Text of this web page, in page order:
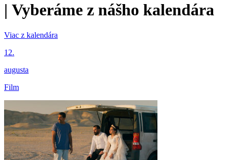
| Vyberáme z nášho kalendára
Viac z kalendára
12.
augusta
Film